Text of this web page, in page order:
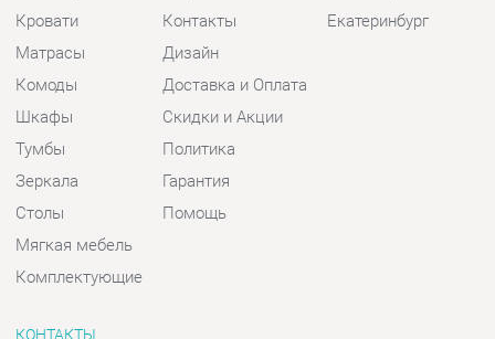
Столы
Мягкая мебель
Комплектующие
Помощь
Шоурум и склад самовывоза
Адрес: г. Екатеринбург, пер.
Базовый, 47
Телефон: +7 (903) 000-00-00
Пн - Пт:10:00 - 18:00 (GMT+5)